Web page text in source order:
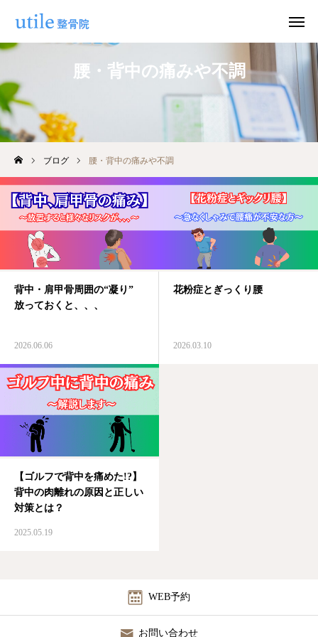
腰・背中の痛みや不調
ブログ 腰・背中の痛みや不調
背中・肩甲骨周囲の“凝り”
放っておくと、、、
2026.06.06
花粉症とぎっくり腰
2026.03.10
【ゴルフで背中を痛めた!?】
背中の肉離れの原因と正しい
対策とは？
2025.05.19
WEB予約
お問い合わせ
お問い合わせ
公式LINE Instagram
ホーム
施術紹介
院長紹介
適応症状
診療時間/アクセス
お問い合わせ
utileブログ
良くある質問